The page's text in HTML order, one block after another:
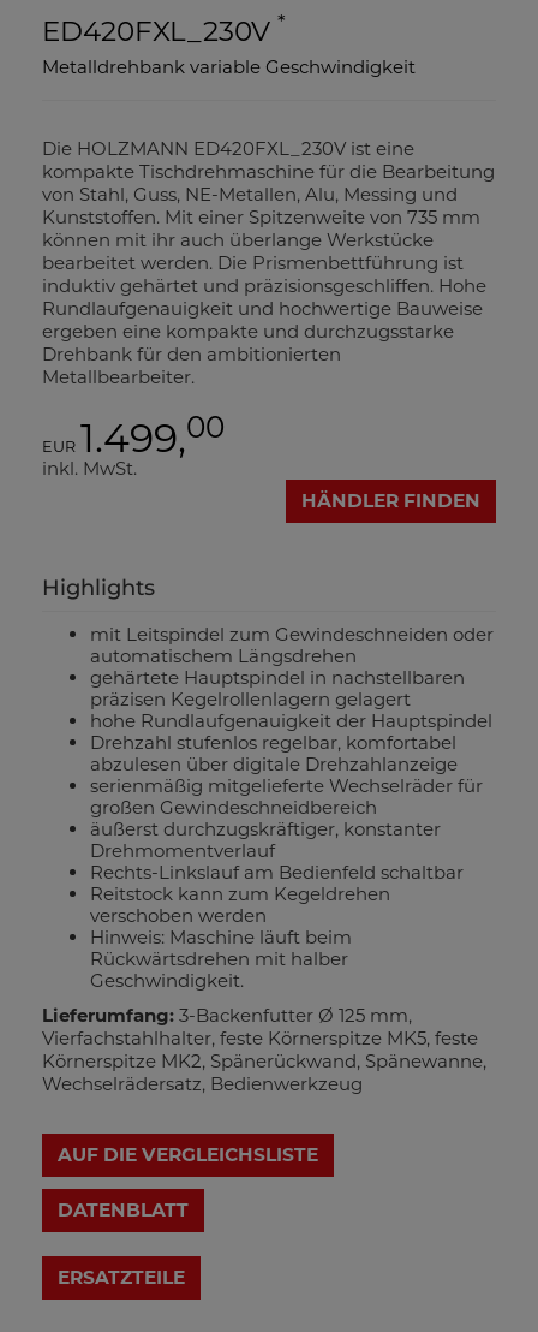
ED420FXL_230V *
Metalldrehbank variable Geschwindigkeit
Die HOLZMANN ED420FXL_230V ist eine
kompakte Tischdrehmaschine für die Bearbeitung
von Stahl, Guss, NE-Metallen, Alu, Messing und
Kunststoffen. Mit einer Spitzenweite von 735 mm
können mit ihr auch überlange Werkstücke
bearbeitet werden. Die Prismenbettführung ist
induktiv gehärtet und präzisionsgeschliffen. Hohe
Rundlaufgenauigkeit und hochwertige Bauweise
ergeben eine kompakte und durchzugsstarke
Drehbank für den ambitionierten
Metallbearbeiter.
EUR 1.499,00
inkl. MwSt.
HÄNDLER FINDEN
Highlights
mit Leitspindel zum Gewindeschneiden oder
automatischem Längsdrehen
gehärtete Hauptspindel in nachstellbaren
präzisen Kegelrollenlagern gelagert
hohe Rundlaufgenauigkeit der Hauptspindel
Drehzahl stufenlos regelbar, komfortabel
abzulesen über digitale Drehzahlanzeige
serienmäßig mitgelieferte Wechselräder für
großen Gewindeschneidbereich
äußerst durchzugskräftiger, konstanter
Drehmomentverlauf
Rechts-Linkslauf am Bedienfeld schaltbar
Reitstock kann zum Kegeldrehen
verschoben werden
Hinweis: Maschine läuft beim
Rückwärtsdrehen mit halber
Geschwindigkeit.
Lieferumfang: 3-Backenfutter Ø 125 mm,
Vierfachstahlhalter, feste Körnerspitze MK5, feste
Körnerspitze MK2, Spänerückwand, Spänewanne,
Wechselrädersatz, Bedienwerkzeug
AUF DIE VERGLEICHSLISTE
DATENBLATT